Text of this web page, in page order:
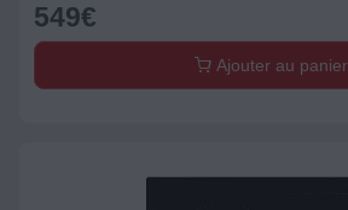
549€
Ajouter au panier